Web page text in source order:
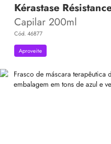
Kérastase
Capilar 200ml
Cód. 46877
Aproveite